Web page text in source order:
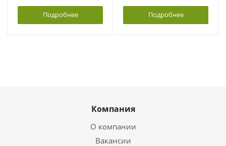
Подробнее Подробнее
Компания
О компании
Вакансии